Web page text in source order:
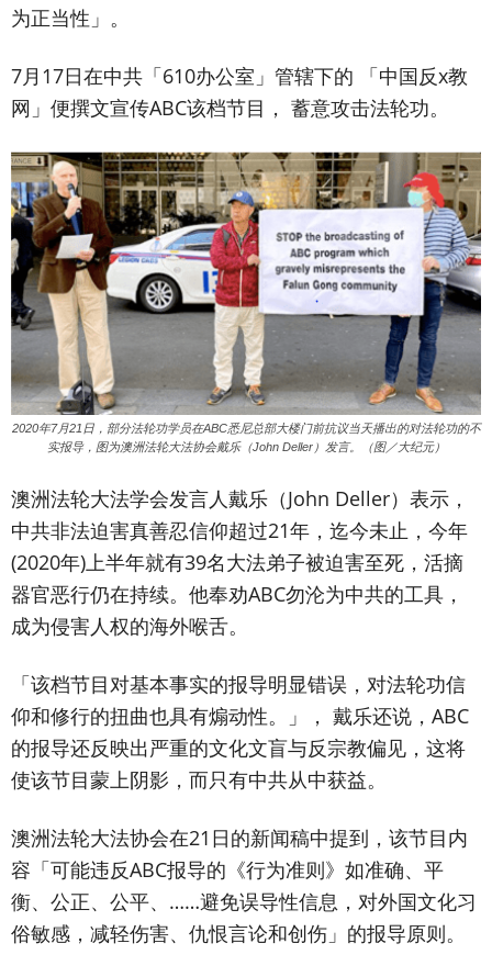
为正当性」。
7月17日在中共「610办公室」管辖下的 「中国反x教
网」便撰文宣传ABC该档节目， 蓄意攻击法轮功。
2020年7月21日，部分法轮功学员在ABC悉尼总部大楼门前抗议当天播出的对法轮功的不
实报导，图为澳洲法轮大法协会戴乐（John Deller）发言。（图／大纪元）
澳洲法轮大法学会发言人戴乐（John Deller）表示，
中共非法迫害真善忍信仰超过21年，迄今未止，今年
(2020年)上半年就有39名大法弟子被迫害至死，活摘
器官恶行仍在持续。他奉劝ABC勿沦为中共的工具，
成为侵害人权的海外喉舌。
「该档节目对基本事实的报导明显错误，对法轮功信
仰和修行的扭曲也具有煽动性。」， 戴乐还说，ABC
的报导还反映出严重的文化文盲与反宗教偏见，这将
使该节目蒙上阴影，而只有中共从中获益。
澳洲法轮大法协会在21日的新闻稿中提到，该节目内
容「可能违反ABC报导的《行为准则》如准确、平
衡、公正、公平、……避免误导性信息，对外国文化习
俗敏感，减轻伤害、仇恨言论和创伤」的报导原则。